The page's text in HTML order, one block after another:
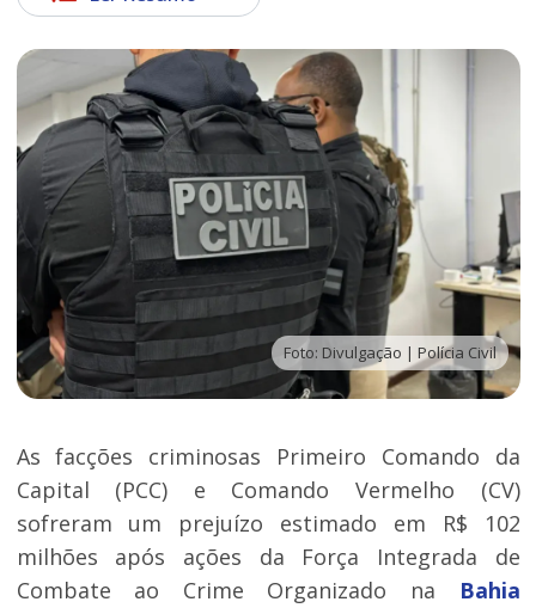
Foto: Divulgação | Polícia Civil
As facções criminosas Primeiro Comando da
Capital (PCC) e Comando Vermelho (CV)
sofreram um prejuízo estimado em R$ 102
milhões após ações da Força Integrada de
Combate ao Crime Organizado na
Bahia